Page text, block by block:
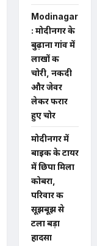
Modinagar
: मोदीनगर के
बुढ़ाना गांव में
लाखों की
चोरी, नकदी
और जेवर
लेकर फरार
हुए चोर
मोदीनगर में
बाइक के टायर
में छिपा मिला
कोबरा,
परिवार की
सूझबूझ से
टला बड़ा
हादसा